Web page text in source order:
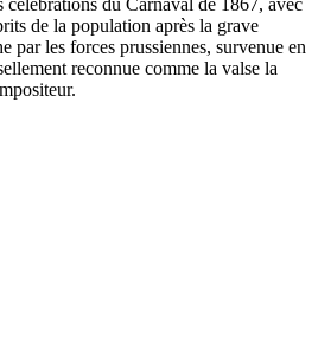
de la population après la grave
par les forces prussiennes, survenue en
reconnue comme la valse la